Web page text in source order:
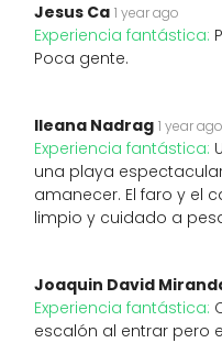
Jesus Ca 1 year ago
Experiencia fantástica:
Poca gente.
Ileana Nadrag 1 year ago
Experiencia fantástica:
una playa
amanecer. El faro y el
limpio y cuidado a
Joaquin David
Experiencia fantástica:
escalón al entrar pero